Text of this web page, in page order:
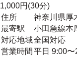
1,000円(30分)
住所
神奈川県厚
最寄駅
小田急線本
対応地域全国対応
営業時間 平日 9:00〜